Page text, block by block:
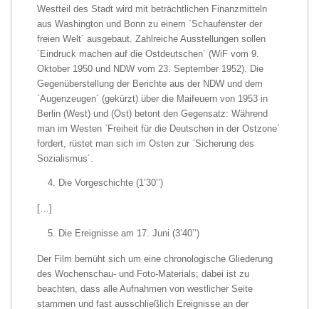
Westteil des Stadt wird mit beträchtlichen Finanzmitteln
aus Washington und Bonn zu einem `Schaufenster der
freien Welt´ ausgebaut. Zahlreiche Ausstellungen sollen
`Eindruck machen auf die Ostdeutschen´ (WiF vom 9.
Oktober 1950 und NDW vom 23. September 1952). Die
Gegenüberstellung der Berichte aus der NDW und dem
`Augenzeugen´ (gekürzt) über die Maifeuern von 1953 in
Berlin (West) und (Ost) betont den Gegensatz: Während
man im Westen `Freiheit für die Deutschen in der Ostzone´
fordert, rüstet man sich im Osten zur `Sicherung des
Sozialismus´.
Die Vorgeschichte (1’30’’)
[…]
Die Ereignisse am 17. Juni (3’40’’)
Der Film bemüht sich um eine chronologische Gliederung
des Wochenschau- und Foto-Materials; dabei ist zu
beachten, dass alle Aufnahmen von westlicher Seite
stammen und fast ausschließlich Ereignisse an der